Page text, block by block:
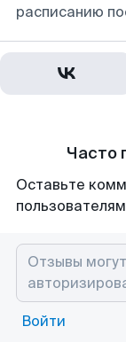
расписанию
Часто
Оставьте
Войти